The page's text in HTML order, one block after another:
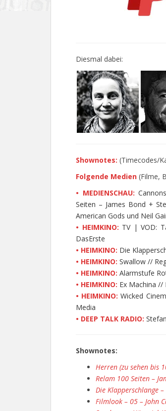
Diesmal dabei:
Shownotes: (Timecodes/
Folgende Medien (Filme,
• MEDIENSCHAU:
Seiten – James Bond +
American Gods und Neil
• HEIMKINO: TV | VOD:
DasErste
• HEIMKINO: Die
• HEIMKINO: Swallow //
• HEIMKINO: Alarmstufe
• HEIMKINO: Ex Machina //
• HEIMKINO: Wicked
Media
• DEEP TALK RADIO:
Shownotes:
Herren (zu sehen bis
Relam 100 Seiten –
Die Klapperschlange
Filmlook – 05 – John